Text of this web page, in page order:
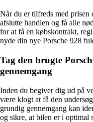
Når du er tilfreds med prisen
afslutte handlen og få alle
for at få en købskontrakt,
nyde din nye Porsche 928
Tag den brugte
gennemgang
Inden du begiver dig ud på
være klogt at få den
grundig gennemgang kan
og sikre, at bilen er i optimal